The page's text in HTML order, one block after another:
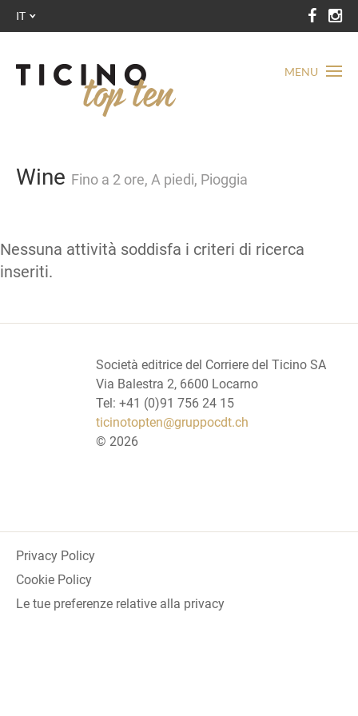
MENU
IT
Wine Fino a 2 ore, A piedi, Pioggia
Nessuna attività soddisfa i criteri di ricerca
inseriti.
Società editrice del Corriere del Ticino SA
Via Balestra 2, 6600 Locarno
Tel: +41 (0)91 756 24 15
ticinotopten@gruppocdt.ch
© 2026
Privacy Policy
Cookie Policy
Le tue preferenze relative alla privacy